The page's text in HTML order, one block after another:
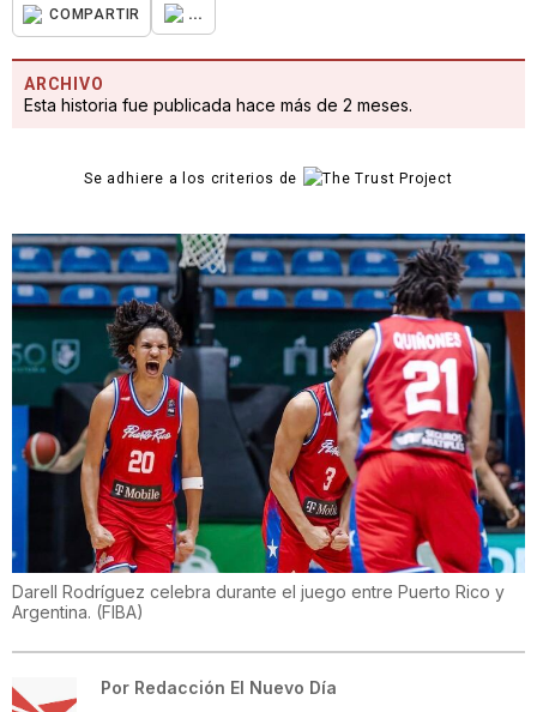
COMPARTIR ...
ARCHIVO
Esta historia fue publicada hace más de 2 meses.
Se adhiere a los criterios de
Darell Rodríguez celebra durante el juego entre Puerto Rico y
Argentina. (FIBA)
Por Redacción El Nuevo Día